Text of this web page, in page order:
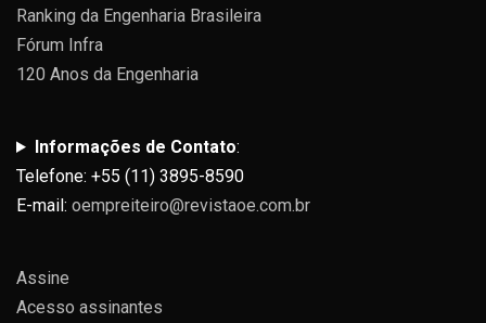
Ranking da Engenharia Brasileira
Fórum Infra
120 Anos da Engenharia
Informações de Contato:
Telefone: +55 (11) 3895-8590
E-mail: oempreiteiro@revistaoe.com.br
Assine
Acesso assinantes